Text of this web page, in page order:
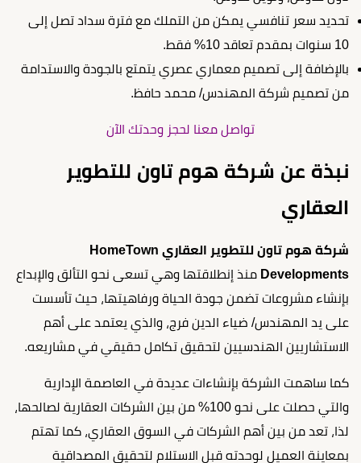
تحديد سعر تنافسي يمكن من التملك مع فترة سداد تصل إلى
10 سنوات بمقدم تعاقد 10% فقط.
بالإضافة إلى تصميم معماري عصري يتمتع بالجودة والاستدامة
من تصميم شركة المهندس/ محمد حافظ.
تواصل معنا لحجز وحدتك الآن
نبذة عن شركة هوم تاون للتطوير
العقاري
شركة هوم تاون للتطوير العقاري HomeTown
Developments منذ إنطلاقتها وهي تسعى نحو التألق والإبداع
بإنشاء مشروعات تضمن جودة الحياة ورفاهيتها، حيث تأسست
على يد المهندس/ ضياء الدين فرج، والذي يعتمد على أهم
الاستشاريين الهندسيين لتحقيق تكامل حقيقي في مشاريعه.
كما ساهمت الشركة بإنشاءات عديدة في العاصمة الإدارية
والتي حصلت على نحو 100% من بين الشركات العقارية لصالحها،
لذا، تعد من بين أهم الشركات في السوق العقاري، كما تهتم
بمعاينة العميل لوحدته قبل الاستلام لتحقيق المصداقية